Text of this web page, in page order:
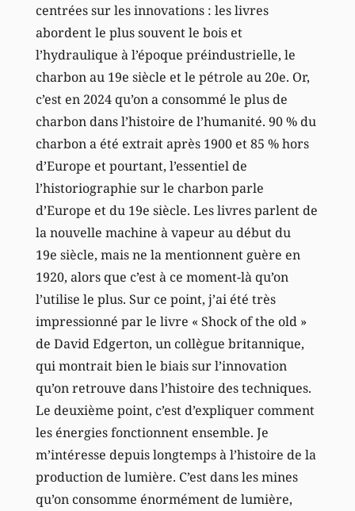
centrées sur les innovations : les livres
abordent le plus souvent le bois et
l’hydraulique à l’époque préindustrielle, le
charbon au 19e siècle et le pétrole au 20e. Or,
c’est en 2024 qu’on a consommé le plus de
charbon dans l’histoire de l’humanité. 90 % du
charbon a été extrait après 1900 et 85 % hors
d’Europe et pourtant, l’essentiel de
l’historiographie sur le charbon parle
d’Europe et du 19e siècle. Les livres parlent de
la nouvelle machine à vapeur au début du
19e siècle, mais ne la mentionnent guère en
1920, alors que c’est à ce moment-là qu’on
l’utilise le plus. Sur ce point, j’ai été très
impressionné par le livre « Shock of the old »
de David Edgerton, un collègue britannique,
qui montrait bien le biais sur l’innovation
qu’on retrouve dans l’histoire des techniques.
Le deuxième point, c’est d’expliquer comment
les énergies fonctionnent ensemble. Je
m’intéresse depuis longtemps à l’histoire de la
production de lumière. C’est dans les mines
qu’on consomme énormément de lumière,